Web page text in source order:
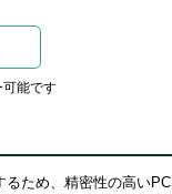
可能です
るため、精密性の高いPC